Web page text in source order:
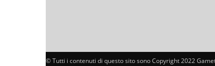
© Tutti i contenuti di questo sito sono Copyright 2022